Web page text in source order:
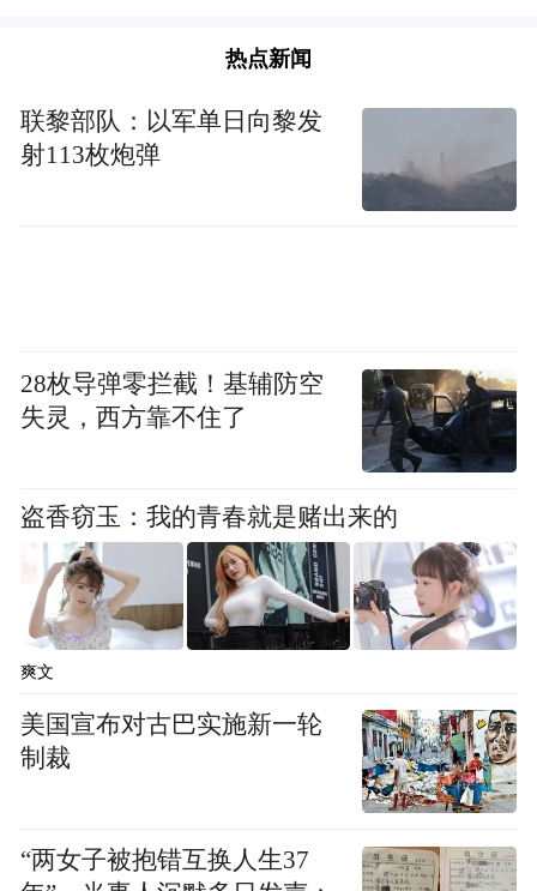
（HIF）研究揭示衰老调控的分子机制，证明
健康长寿并非不可干预的天命。英国营养学
家帕特里克·霍尔福德
提出“约73%的痴呆症可
以预防”，并以低碳水、优质睡眠、Omega-3
热点新闻
联黎部队：以军单日向黎发
射113枚炮弹
28枚导弹零拦截！基辅防空
失灵，西方靠不住了
盗香窃玉：我的青春就是赌出来的
爽文
美国宣布对古巴实施新一轮
制裁
“两女子被抱错互换人生37